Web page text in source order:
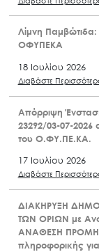
Λίμνη
ΟΦΥΠΕΚΑ
18 Ιουλίου 2026
Διαβάστε
Απόρριψη
23292/03-07-2026
του Ο.ΦΥ.ΠΕ.ΚΑ.
17 Ιουλίου 2026
Διαβάστε
ΔΙΑΚΗΡΥΞΗ
ΤΩΝ ΟΡΙΩΝ με
ΑΝΑΘΕΣΗ
πληροφορικής